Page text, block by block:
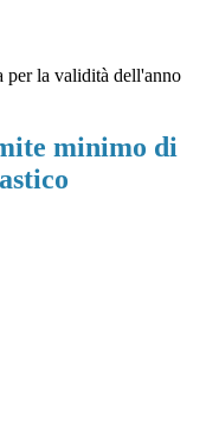
per la validità dell'anno
minimo di